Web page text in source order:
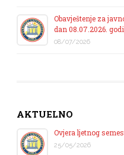
Obavještenje za
dan 08.07.2026.
08/07/2026
AKTUELNO
Ovjera ljetnog
25/05/2026